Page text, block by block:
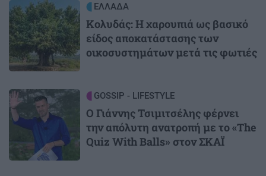
Image ΕΛΛΑΔΑ
Κολυδάς: Η χαρουπιά ως βασικό
είδος αποκατάστασης των
οικοσυστημάτων μετά τις φωτιές
Image GOSSIP - LIFESTYLE
Ο Γιάννης Τσιμιτσέλης φέρνει
την απόλυτη ανατροπή με το «The
Quiz With Balls» στον ΣΚΑΪ